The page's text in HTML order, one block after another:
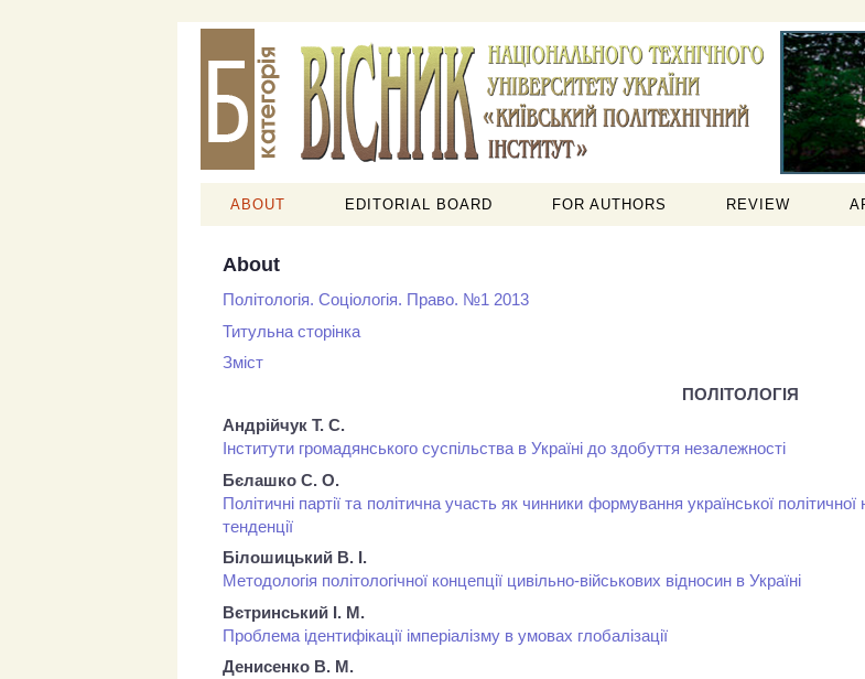
ABOUT EDITORIAL BOARD FOR AUTHORS REVIEW
About
Політологія. Соціологія. Право. №1 2013
Титульна сторінка
Зміст
ПОЛІТОЛОГІЯ
Андрійчук Т. С.
Інститути громадянського суспільства в Україні до здобуття незалежності
Бєлашко С. О.
Політичні партії та політична участь як чинники формування української
тенденції
Білошицький В. І.
Методологія політологічної концепції цивільно-військових відносин в Україні
Вєтринський І. М.
Проблема ідентифікації імперіалізму в умовах глобалізації
Денисенко В. М.